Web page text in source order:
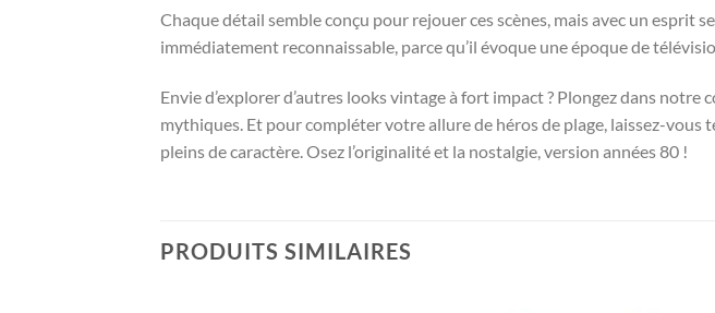
Chaque détail semble conçu pour rejouer ces scènes, mais avec un esprit
immédiatement reconnaissable, parce qu’il évoque une époque de
Envie d’explorer d’autres looks vintage à fort impact ? Plongez dans notre
mythiques. Et pour compléter votre allure de héros de plage, laissez-vous
pleins de caractère. Osez l’originalité et la nostalgie, version années 80 !
PRODUITS SIMILAIRES